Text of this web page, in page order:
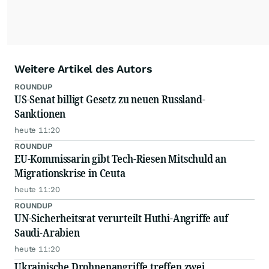
Weitere Artikel des Autors
ROUNDUP
US-Senat billigt Gesetz zu neuen Russland-
Sanktionen
heute 11:20
ROUNDUP
EU-Kommissarin gibt Tech-Riesen Mitschuld an
Migrationskrise in Ceuta
heute 11:20
ROUNDUP
UN-Sicherheitsrat verurteilt Huthi-Angriffe auf
Saudi-Arabien
heute 11:20